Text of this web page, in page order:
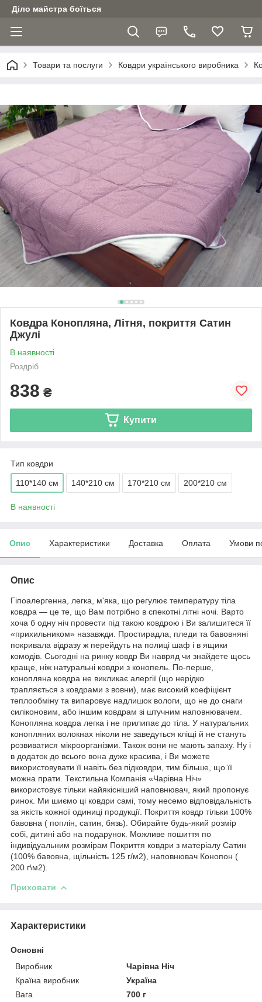
Діло майстра боїться
Товари та послуги Ковдри українського виробника
Ковдра Конопляна, Літня, покриття Сатин
Джулі
В наявності
Роздріб
838 ₴
Купити
Тип ковдри
110*140 см 140*210 см 170*210 см 200*210 см
В наявності
Опис Характеристики Доставка Оплата Умови
Опис
Гіпоалергенна, легка, м'яка, що регулює температуру тіла
ковдра — це те, що Вам потрібно в спекотні літні ночі. Варто
хоча б одну ніч провести під такою ковдрою і Ви залишитеся її
«прихильником» назавжди. Простирадла, пледи та бавовняні
покривала відразу ж перейдуть на полиці шаф і в ящики
комодів. Сьогодні на ринку ковдр Ви навряд чи знайдете щось
краще, ніж натуральні ковдри з конопель. По-перше,
конопляна ковдра не викликає алергії (що нерідко
трапляється з ковдрами з вовни), має високий коефіцієнт
теплообміну та випаровує надлишок вологи, що не до снаги
силіконовим, або іншим ковдрам зі штучним наповнювачем.
Конопляна ковдра легка і не прилипає до тіла. У натуральних
конопляних волокнах ніколи не заведуться кліщі й не стануть
розвиватися мікроорганізми. Також вони не мають запаху. Ну і
в додаток до всього вона дуже красива, і Ви можете
використовувати її навіть без підковдри, тим більше, що її
можна прати. Текстильна Компанія «Чарівна Ніч»
використовує тільки найякісніший наповнювач, який пропонує
ринок. Ми шиємо ці ковдри самі, тому несемо відповідальність
за якість кожної одиниці продукції. Покриття ковдр тільки 100%
бавовна ( поплін, сатин, бязь). Обирайте будь-який розмір
собі, дитині або на подарунок. Можливе пошиття по
індивідуальним розмірам Покриття ковдри з матеріалу Сатин
(100% бавовна, щільність 125 г/м2), наповнювач Конопон (
200 г\м2).
Приховати
Характеристики
Основні
Виробник
Чарівна Ніч
Країна виробник
Україна
Вага
700 г